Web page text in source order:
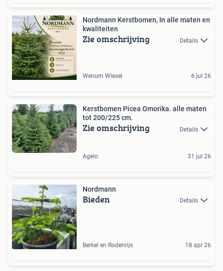
Nordmann Kerstbomen, In alle maten en
kwaliteiten
Zie omschrijving Details
Wenum Wiesel 6 jul 26
Kerstbomen Picea Omorika. alle maten
tot 200/225 cm.
Zie omschrijving Details
Agelo 31 jul 26
Nordmann
Bieden Details
Berkel en Rodenrijs 18 apr 26